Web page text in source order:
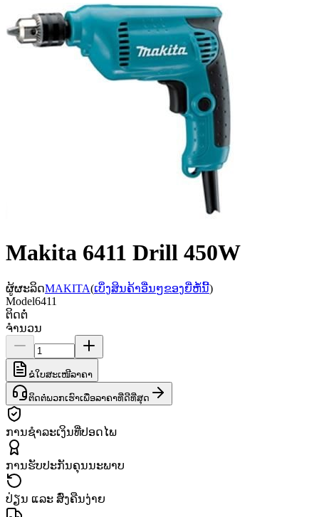
Makita 6411 Drill 450W
ຜູ້ຜະລິດMAKITA(ເບິ່ງສິນຄ້າອື່ນໆຂອງຍີ່ຫໍ້ນີ້)
Model6411
ຕິດຕໍ່
ຈຳນວນ
ຂໍໃບສະເໜີລາຄາ
ຕິດຕໍ່ພວກເຮົາເພື່ອລາຄາທີ່ດີທີ່ສຸດ
ການຊຳລະເງິນທີ່ປອດໄພ
ການຮັບປະກັນຄຸນນະພາບ
ປ່ຽນ ແລະ ສົ່ງຄືນງ່າຍ